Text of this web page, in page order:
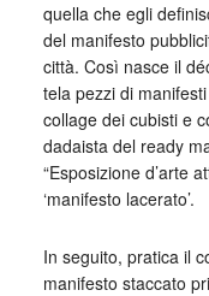
quella che egli
del manifesto
città. Così nasce il
tela pezzi di
collage dei cubisti e
dadaista del ready
“Esposizione d’arte
‘manifesto lacerato’.
In seguito, pratica il
manifesto staccato